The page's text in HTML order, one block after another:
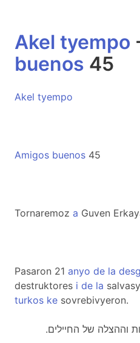
Akel tyempo
buenos 45
Akel tyempo
Amigos buenos 45
Tornaremoz a Guven
Pasaron 21 anyo de la
destruktores i de la
turkos ke sovrebivyeron.
.עברו 21 שנה מאסון המשחתות וההצלה של החיילים